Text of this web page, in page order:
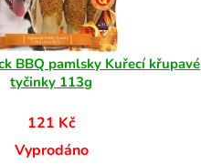
BBQ pamlsky Kuřecí křupavé
tyčinky 113g
121 Kč
Vyprodáno